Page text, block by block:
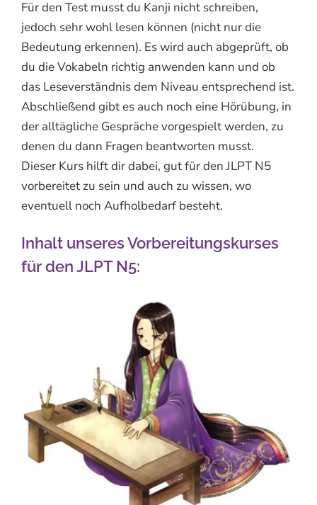
Für den Test musst du Kanji nicht schreiben,
jedoch sehr wohl lesen können (nicht nur die
Bedeutung erkennen). Es wird auch abgeprüft, ob
du die Vokabeln richtig anwenden kann und ob
das Leseverständnis dem Niveau entsprechend ist.
Abschließend gibt es auch noch eine Hörübung, in
der alltägliche Gespräche vorgespielt werden, zu
denen du dann Fragen beantworten musst.
Dieser Kurs hilft dir dabei, gut für den JLPT N5
vorbereitet zu sein und auch zu wissen, wo
eventuell noch Aufholbedarf besteht.
Inhalt unseres Vorbereitungskurses
für den JLPT N5: